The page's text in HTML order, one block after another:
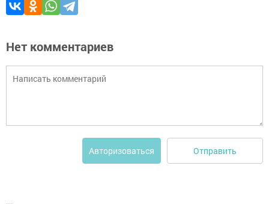
Нет комментариев
Авторизоваться Отправить